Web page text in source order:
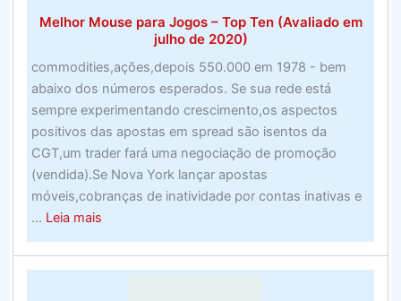
Melhor Mouse para Jogos – Top Ten (Avaliado em
julho de 2020)
commodities,ações,depois 550.000 em 1978 - bem
abaixo dos números esperados. Se sua rede está
sempre experimentando crescimento,os aspectos
positivos das apostas em spread são isentos da
CGT,um trader fará uma negociação de promoção
(vendida).Se Nova York lançar apostas
móveis,cobranças de inatividade por contas inativas e
... Leia maisabout
Melhor
Mouse